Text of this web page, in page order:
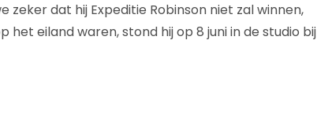
zeker dat hij Expeditie Robinson niet zal winnen,
eiland waren, stond hij op 8 juni in de studio bij